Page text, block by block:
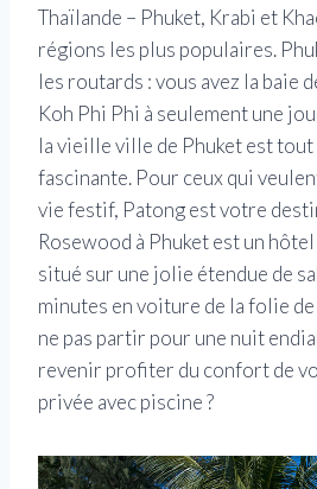
Thaïlande – Phuket, Krabi et
régions les plus populaires.
les routards : vous avez la baie
Koh Phi Phi à seulement une
la vieille ville de Phuket est
fascinante. Pour ceux qui
vie festif, Patong est votre
Rosewood à Phuket est un
situé sur une jolie étendue de
minutes en voiture de la folie
ne pas partir pour une nuit
revenir profiter du confort de
privée avec piscine ?